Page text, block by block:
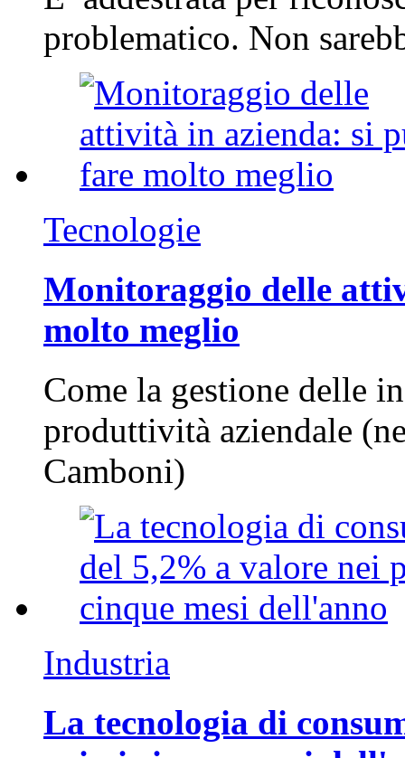
problematico. Non
Tecnologie
Monitoraggio delle
molto meglio
Come la gestione delle
produttività aziendale
Camboni)
Industria
La tecnologia di